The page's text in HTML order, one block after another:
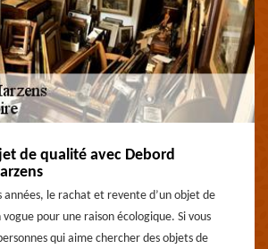
de qualité avec Debord
années, le rachat et revente d’un objet de
pour une raison écologique. Si vous
qui aime chercher des objets de